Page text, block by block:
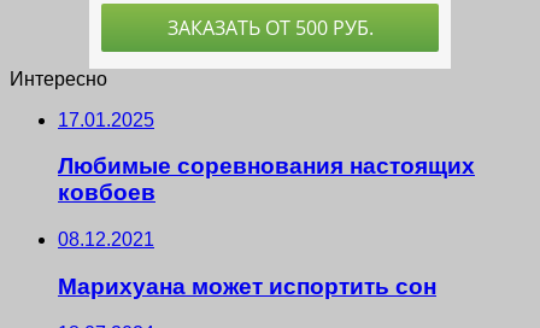
Интересно
17.01.2025
Любимые соревнования настоящих
ковбоев
08.12.2021
Марихуана может испортить сон